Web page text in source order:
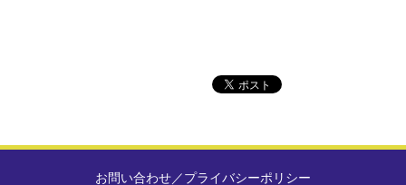
お問い合わせ／プライバシーポリシー